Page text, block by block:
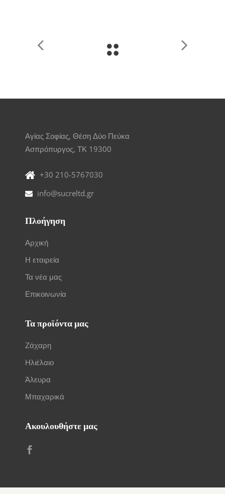
Αγίας Σοφίας, Θέση Δύο Πεύκα
Ασπρόπυργος, ΤΚ 19300
+30 210-5767030
info@sucreltd.gr
Πλοήγηση
Αρχική
Η εταιρεία
Τα νέα μας
Επικοινωνία
Τα προϊόντα μας
Ζάχαρη
Ηλιέλαιο
Άλευρα
Μπαχαρικά
Ακουλουθήστε μας